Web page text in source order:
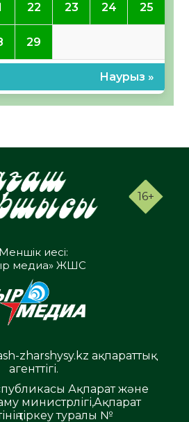
22 23 24 25
29
Наурыз »
16+
Меншік иесі:
медиа» ЖШС
zharshysy.kz ақпараттық
агенттігі.
Ақпарат және
министрлігі,Ақпарат
тіркеу туралы №